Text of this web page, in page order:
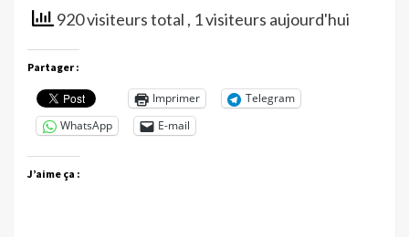
920 visiteurs total , 1 visiteurs aujourd'hui
Partager :
Imprimer
Telegram
WhatsApp
E-mail
J’aime ça :